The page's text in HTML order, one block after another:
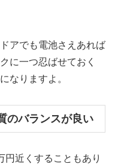
アでも電池さえあれば
に一つ忍ばせておく
なりますよ。
のバランスが良い
円近くすることもあり